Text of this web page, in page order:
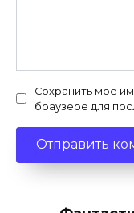
Сохранить моё
браузере для